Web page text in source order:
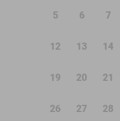
5 6 7
12 13 14
19 20 21
26 27 28